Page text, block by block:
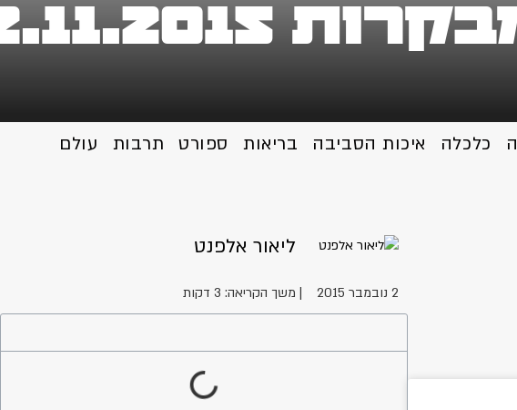
02.11.2015
כלכלה איכות הסביבה בריאות ספורט תרבות עולם
ליאור אלפנט
2 נובמבר 2015 | משך הקריאה: 3 דקות